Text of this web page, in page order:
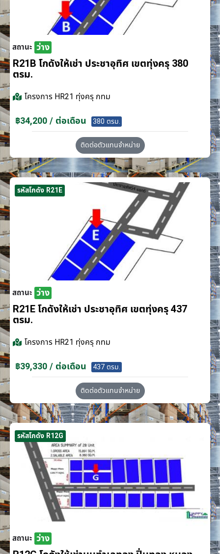
สถานะ ว่าง
R21B โกดังให้เช่า ประชาอุทิศ เขตทุ่งครุ 380
ตรม.
โครงการ HR21 ทุ่งครุ กทม
฿34,200 / ต่อเดือน 380 ตรม.
ติดต่อตัวแทนจำหน่าย
รหัสโกดัง R21E
สถานะ ว่าง
R21E โกดังให้เช่า ประชาอุทิศ เขตทุ่งครุ 437
ตรม.
โครงการ HR21 ทุ่งครุ กทม
฿39,330 / ต่อเดือน 437 ตรม.
ติดต่อตัวแทนจำหน่าย
รหัสโกดัง R12G
สถานะ ว่าง